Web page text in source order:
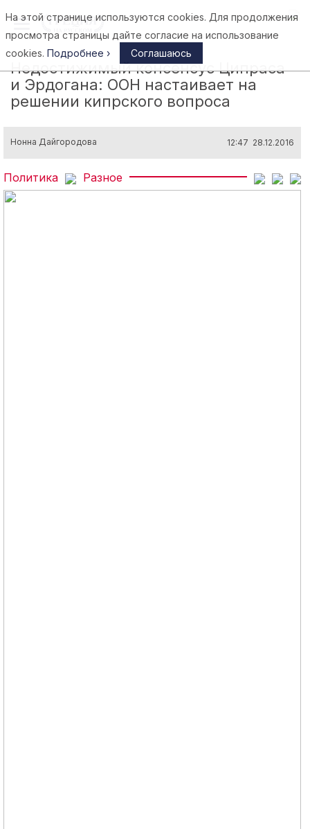
Афины
Недостижимый консенсус Ципраса
и Эрдогана: ООН настаивает на
решении кипрского вопроса
Нонна Дайгородова 12:47 28.12.2016
Политика Разное
На этой странице используются cookies. Для продолжения
просмотра страницы дайте согласие на использование
cookies. Подробнее › Соглашаюсь